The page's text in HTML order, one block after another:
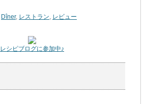
Dîner, レストラン, レビュー
レシピブログに参加中♪